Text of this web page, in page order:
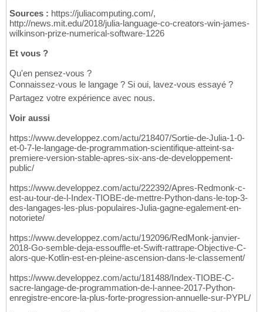
Sources : https://juliacomputing.com/,
http://news.mit.edu/2018/julia-language-co-creators-win-james-
wilkinson-prize-numerical-software-1226
Et vous ?
Qu'en pensez-vous ?
Connaissez-vous le langage ? Si oui, lavez-vous essayé ?
Partagez votre expérience avec nous.
Voir aussi
https://www.developpez.com/actu/218407/Sortie-de-Julia-1-0-
et-0-7-le-langage-de-programmation-scientifique-atteint-sa-
premiere-version-stable-apres-six-ans-de-developpement-
public/
https://www.developpez.com/actu/222392/Apres-Redmonk-c-
est-au-tour-de-l-Index-TIOBE-de-mettre-Python-dans-le-top-3-
des-langages-les-plus-populaires-Julia-gagne-egalement-en-
notoriete/
https://www.developpez.com/actu/192096/RedMonk-janvier-
2018-Go-semble-deja-essouffle-et-Swift-rattrape-Objective-C-
alors-que-Kotlin-est-en-pleine-ascension-dans-le-classement/
https://www.developpez.com/actu/181488/Index-TIOBE-C-
sacre-langage-de-programmation-de-l-annee-2017-Python-
enregistre-encore-la-plus-forte-progression-annuelle-sur-PYPL/